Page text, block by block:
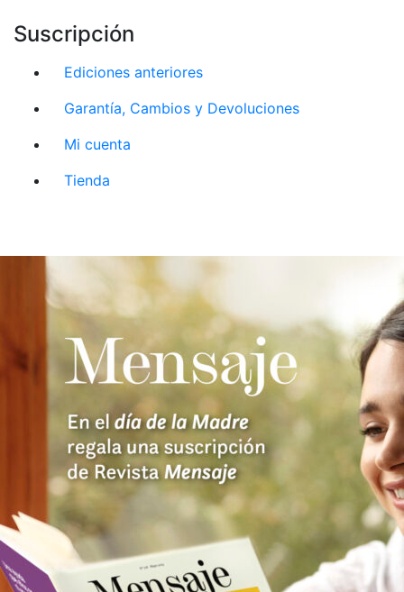
Suscripción
Ediciones anteriores
Garantía, Cambios y Devoluciones
Mi cuenta
Tienda